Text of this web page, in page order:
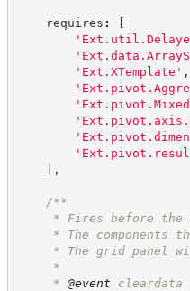
requires :
[
'
'
' Ext.XTemplate ' ,
'
'
'
'
'
] ,
/**
* Fires before the
* The components
* The grid panel will
*
* @event cleardata